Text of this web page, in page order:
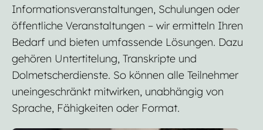
Informationsveranstaltungen, Schulungen oder
öffentliche Veranstaltungen – wir ermitteln Ihren
Bedarf und bieten umfassende Lösungen. Dazu
gehören Untertitelung, Transkripte und
Dolmetscherdienste. So können alle Teilnehmer
uneingeschränkt mitwirken, unabhängig von
Sprache, Fähigkeiten oder Format.